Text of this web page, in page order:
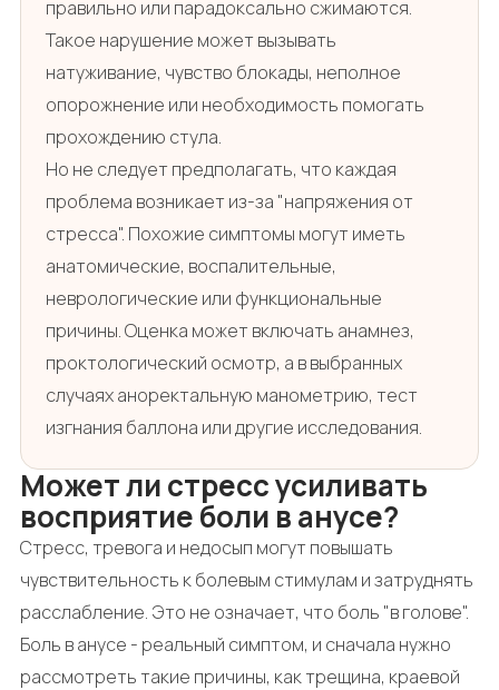
правильно или парадоксально сжимаются.
Такое нарушение может вызывать
натуживание, чувство блокады, неполное
опорожнение или необходимость помогать
прохождению стула.
Но не следует предполагать, что каждая
проблема возникает из-за "напряжения от
стресса". Похожие симптомы могут иметь
анатомические, воспалительные,
неврологические или функциональные
причины. Оценка может включать анамнез,
проктологический осмотр, а в выбранных
случаях аноректальную манометрию, тест
изгнания баллона или другие исследования.
Может ли стресс усиливать
восприятие боли в анусе?
Стресс, тревога и недосып могут повышать
чувствительность к болевым стимулам и затруднять
расслабление. Это не означает, что боль "в голове".
Боль в анусе - реальный симптом, и сначала нужно
рассмотреть такие причины, как трещина, краевой